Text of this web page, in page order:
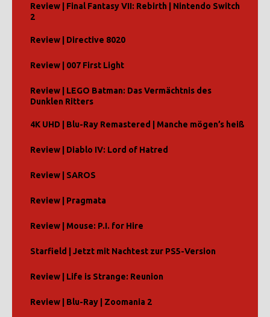
Review | Final Fantasy VII: Rebirth | Nintendo Switch
2
Review | Directive 8020
Review | 007 First Light
Review | LEGO Batman: Das Vermächtnis des
Dunklen Ritters
4K UHD | Blu-Ray Remastered | Manche mögen’s heiß
Review | Diablo IV: Lord of Hatred
Review | SAROS
Review | Pragmata
Review | Mouse: P.I. for Hire
Starfield | Jetzt mit Nachtest zur PS5-Version
Review | Life is Strange: Reunion
Review | Blu-Ray | Zoomania 2